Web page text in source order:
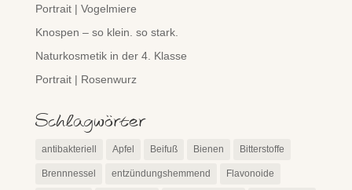
Portrait | Vogelmiere
Knospen – so klein. so stark.
Naturkosmetik in der 4. Klasse
Portrait | Rosenwurz
Schlagwörter
antibakteriell Apfel Beifuß Bienen Bitterstoffe
Brennnessel entzündungshemmend Flavonoide